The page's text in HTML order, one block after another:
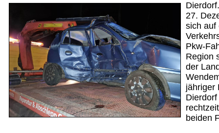
27.
sich auf
Pkw-
Region
der
jähriger
beiden